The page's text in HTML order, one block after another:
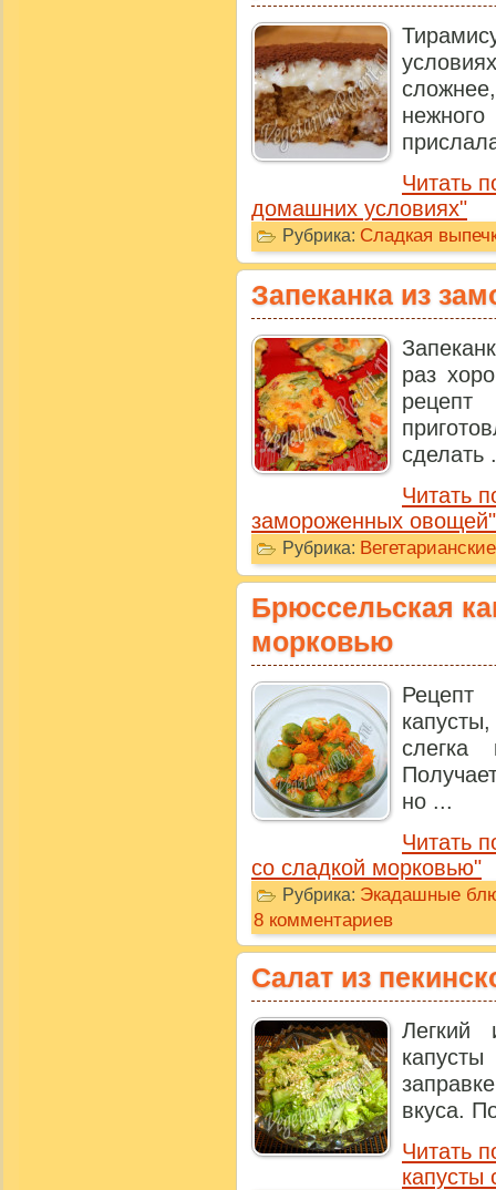
Читать
домашних условиях"
Рубрика: Сладкая
Запеканка из
раз
сделать
Читать
замороженных овощей"
Рубрика:
Брюссельская
морковью
Рецепт
слегка
но ...
Читать
со сладкой морковью"
Рубрика: Экадашные
8 комментариев
Салат из
Легкий
вкуса.
Читать
капусты